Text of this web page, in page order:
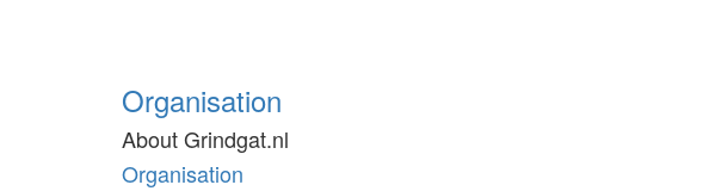
Organisation
About Grindgat.nl
Organisation